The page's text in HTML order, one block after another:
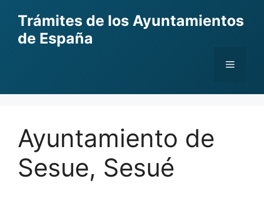
content
Trámites de los Ayuntamientos
de España
Menu
Ayuntamiento de
Sesue, Sesué